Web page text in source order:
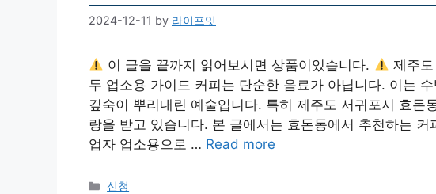
2024-12-11 by 라이프잇
이 글을 끝까지 읽어보시면 상품이있습니다.
제주
두 업소용 가이드 커피는 단순한 음료가 아닙니다. 이는
깊숙이 뿌리내린 예술입니다. 특히 제주도 서귀포시 효돈
랑을 받고 있습니다. 본 글에서는 효돈동에서 추천하는
업자 업소용으로 … Read more
Categories
신청